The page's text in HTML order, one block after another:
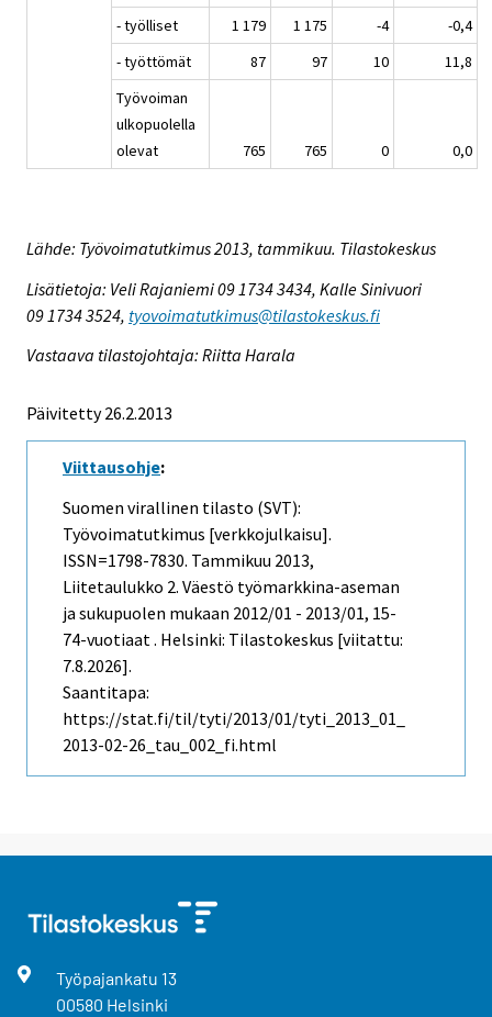
- työlliset
1 179 1 175 -4
-0,4
- työttömät
87 97 10
11,8
Työvoiman
ulkopuolella
olevat
765 765 0 0,0
Lähde: Työvoimatutkimus 2013, tammikuu. Tilastokeskus
Lisätietoja: Veli Rajaniemi 09 1734 3434, Kalle Sinivuori
09 1734 3524, tyovoimatutkimus@tilastokeskus.fi
Vastaava tilastojohtaja: Riitta Harala
Päivitetty 26.2.2013
Viittausohje:
Suomen virallinen tilasto (SVT):
Työvoimatutkimus [verkkojulkaisu].
ISSN=1798-7830. Tammikuu 2013,
Liitetaulukko 2. Väestö työmarkkina-aseman
ja sukupuolen mukaan 2012/01 - 2013/01, 15-
74-vuotiaat . Helsinki: Tilastokeskus [viitattu:
7.8.2026].
Saantitapa:
https://stat.fi/til/tyti/2013/01/tyti_2013_01_
2013-02-26_tau_002_fi.html
Työpajankatu 13
00580 Helsinki